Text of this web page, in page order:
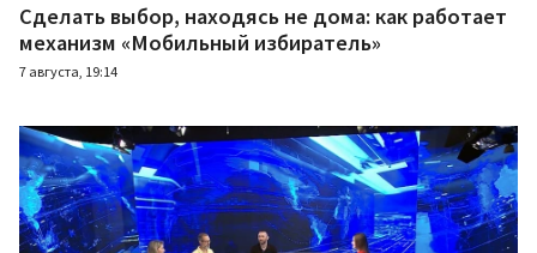
Сделать выбор, находясь не дома: как работает
механизм «Мобильный избиратель»
7 августа, 19:14